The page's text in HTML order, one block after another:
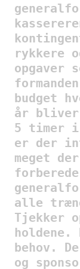
rykkere
opgaver
budget
år bliver
5 timer i
er der
meget
alle
Tjekker
behov.
og